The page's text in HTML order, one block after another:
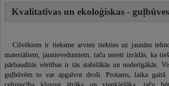
Kvalitatīvas un ekoloģiskas - guļbūves
Cilvēkiem ir tieksme arvien tiekties uz jaunām
materiāliem, jaunievedumiem, taču nereti izrādās, ka
pārbaudītās vērtības ir tās stabilākās un noderīgākās.
guļbūvēm to var apgalvot droši. Protams, laika gaitā